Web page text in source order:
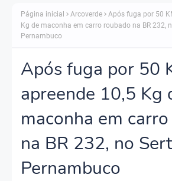
Página inicial Arcoverde
Após fuga por 50
Kg de maconha em carro roubado na BR 232,
Pernambuco
Após fuga por 50
apreende 10,5 Kg
maconha em
na BR 232, no
Pernambuco